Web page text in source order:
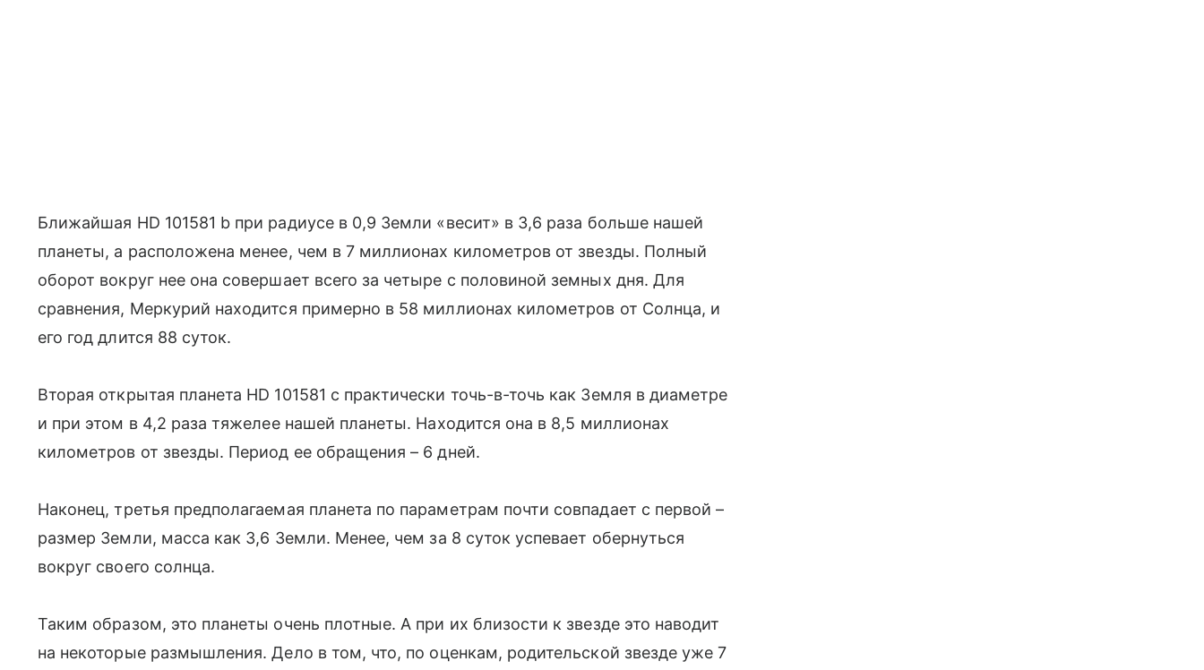
Ближайшая HD 101581 b при радиусе в 0,9 Земли «весит» в 3,6 раза больше нашей
планеты, а расположена менее, чем в 7 миллионах километров от звезды. Полный
оборот вокруг нее она совершает всего за четыре с половиной земных дня. Для
сравнения, Меркурий находится примерно в 58 миллионах километров от Солнца, и
его год длится 88 суток.
Вторая открытая планета HD 101581 c практически точь-в-точь как Земля в диаметре
и при этом в 4,2 раза тяжелее нашей планеты. Находится она в 8,5 миллионах
километров от звезды. Период ее обращения – 6 дней.
Наконец, третья предполагаемая планета по параметрам почти совпадает с первой –
размер Земли, масса как 3,6 Земли. Менее, чем за 8 суток успевает обернуться
вокруг своего солнца.
Таким образом, это планеты очень плотные. А при их близости к звезде это наводит
на некоторые размышления. Дело в том, что, по оценкам, родительской звезде уже 7